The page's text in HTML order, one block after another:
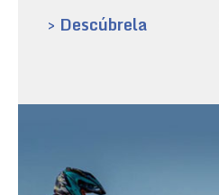
> Descúbrela